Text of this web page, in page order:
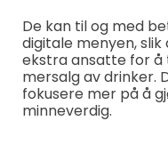
De kan til og med
digitale menyen,
ekstra ansatte for å
mersalg av drinker.
fokusere mer på å
minneverdig.